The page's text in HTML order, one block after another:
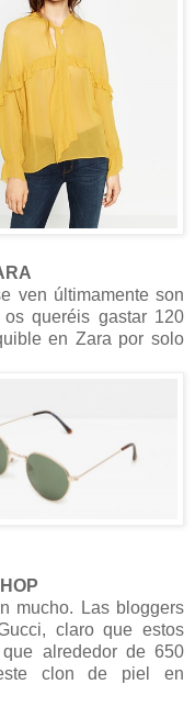
ven últimamente son
queréis gastar 120
en Zara por solo
mucho. Las bloggers
claro que estos
alrededor de 650
clon de piel en